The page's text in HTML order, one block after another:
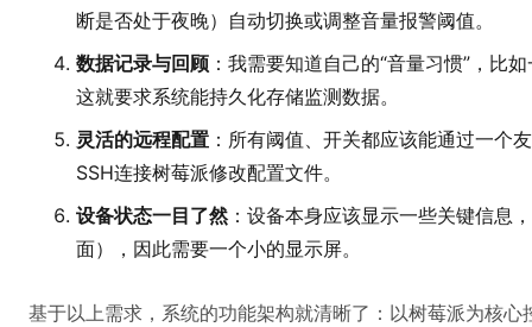
断是否处于夜晚）自动切换或调整音量报警阈值。
数据记录与回顾 ：我需要知道自己的“音量习惯”，比
这就要求系统能持久化存储监测数据。
灵活的远程配置 ：所有阈值、开关都应该能通过一个
SSH连接树莓派修改配置文件。
设备状态一目了然：设备本身应该显示一些关键信息
面），因此需要一个小的显示屏。
基于以上需求，系统的功能架构就清晰了：以树莓派为核